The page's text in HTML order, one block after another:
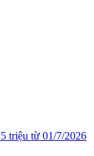
triệu từ 01/7/2026